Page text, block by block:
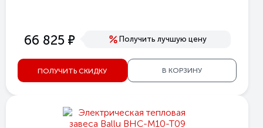
66 825 е Получить лучшую цену
ПОЛУЧИТЬ СКИДКУ В КОРЗИНУ